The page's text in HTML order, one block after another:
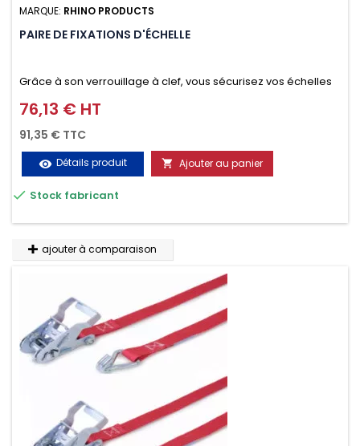
MARQUE: RHINO PRODUCTS
PAIRE DE FIXATIONS D'ÉCHELLE
Grâce à son verrouillage à clef, vous sécurisez vos échelles
d'un seul geste aussi bien contre le vol que pendant le
transport. Référence vendue par paire.
Prix
76,13 € HT
91,35 € TTC
visibility Détails produit  Ajouter au panier
 Stock fabricant
ajouter à comparaison